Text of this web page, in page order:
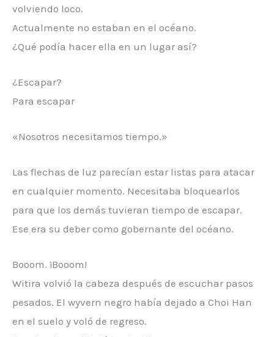
volviendo loco.
Actualmente no estaban en el océano.
¿Qué podía hacer ella en un lugar así?
¿Escapar?
Para escapar
«Nosotros necesitamos tiempo.»
Las flechas de luz parecían estar listas para atacar
en cualquier momento. Necesitaba bloquearlos
para que los demás tuvieran tiempo de escapar.
Ese era su deber como gobernante del océano.
Booom. ¡Booom!
Witira volvió la cabeza después de escuchar pasos
pesados. El wyvern negro había dejado a Choi Han
en el suelo y voló de regreso.